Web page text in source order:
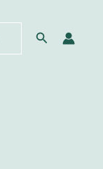
Search